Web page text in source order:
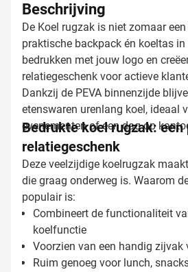
Beschrijving
De Koel rugzak is niet zomaar
praktische backpack én koeltas in
bedrukken met jouw logo en
relatiegeschenk voor actieve
Dankzij de PEVA binnenzijde
etenswaren urenlang koel, ideaal
evenementen of een dag op
Bedrukte koel rugzak: een
relatiegeschenk
Deze veelzijdige koelrugzak
die graag onderweg is. Waarom
populair is:
Combineert de functionaliteit
koelfunctie
Voorzien van een handig zijvak
Ruim genoeg voor lunch,